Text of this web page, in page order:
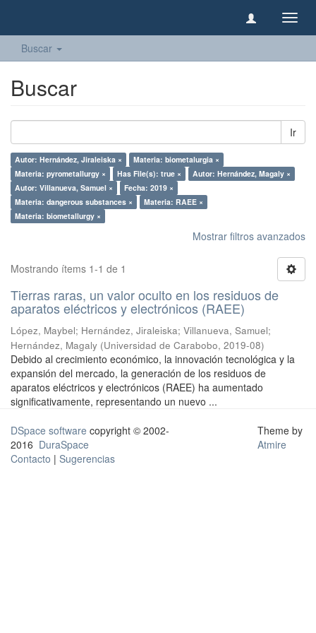
Buscar
Buscar
Ir
Autor: Hernández, Jiraleiska ×
Materia: biometalurgia ×
Materia: pyrometallurgy ×
Has File(s): true ×
Autor: Hernández, Magaly ×
Autor: Villanueva, Samuel ×
Fecha: 2019 ×
Materia: dangerous substances ×
Materia: RAEE ×
Materia: biometallurgy ×
Mostrar filtros avanzados
Mostrando ítems 1-1 de 1
Tierras raras, un valor oculto en los residuos de
aparatos eléctricos y electrónicos (RAEE)
López, Maybel; Hernández, Jiraleiska; Villanueva, Samuel;
Hernández, Magaly (Universidad de Carabobo, 2019-08)
Debido al crecimiento económico, la innovación tecnológica y la
expansión del mercado, la generación de los residuos de
aparatos eléctricos y electrónicos (RAEE) ha aumentado
significativamente, representando un nuevo ...
DSpace software copyright © 2002-
2016 DuraSpace
Contacto | Sugerencias
Theme by
Atmire